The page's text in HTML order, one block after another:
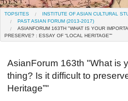
Institute for the Study of
Institute of Asian Cultural Studies
Peace Research Institute
Research Center for Global
Education(Closed)
Center for Gender Studies
TOPSITES INSTITUTE OF ASIAN CULTURAL
PAST ASIAN FORUM (2013-2017)
ASIANFORUM 163TH "WHAT IS YOUR
PRESERVE? : ESSAY OF “LOCAL HERITAGE”"
AsianForum 163th "What is
thing? Is it difficult to
Heritage”"